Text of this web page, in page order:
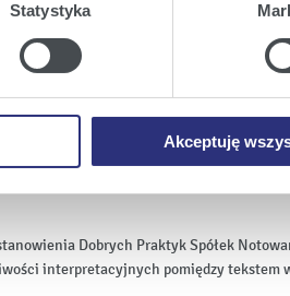
cookie będziemy umieszczać
plików cookie – odmowa ta nie
stron internetowych.
Statystyka
Akceptuję
Dobrych Praktyk Spółek
interpretacyjnych pomiędzy tekstem